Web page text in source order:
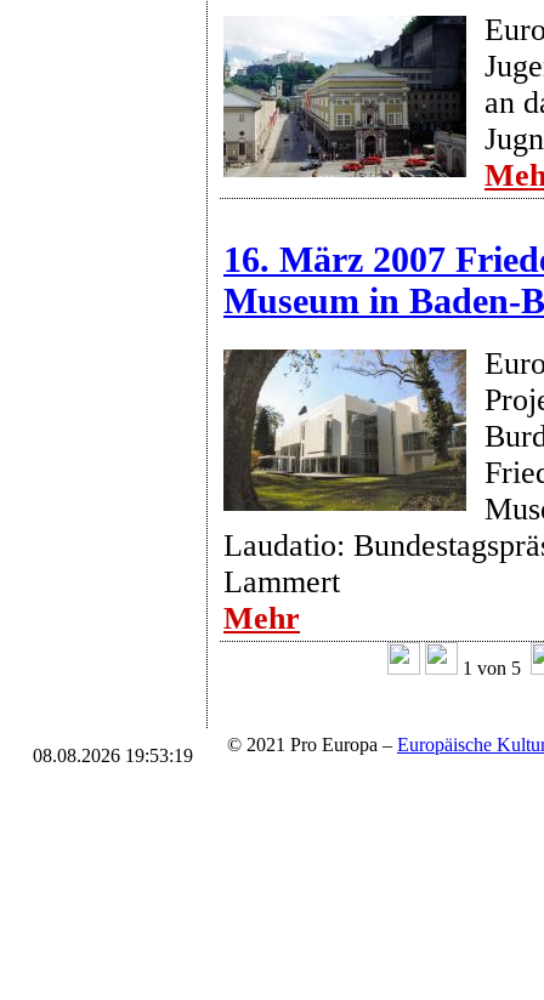
an
16. März 2007
Museum in Baden-
Laudatio:
Lammert
Mehr
1 von 5
08.08.2026 19:53:19
© 2021 Pro Europa – Europäische